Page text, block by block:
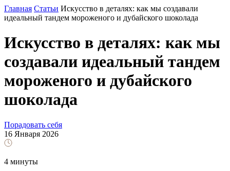
Главная Статьи Искусство в деталях: как мы создавали
идеальный тандем мороженого и дубайского шоколада
Искусство в деталях: как мы
создавали идеальный тандем
мороженого и дубайского
шоколада
Порадовать себя
16 Января 2026
4 минуты